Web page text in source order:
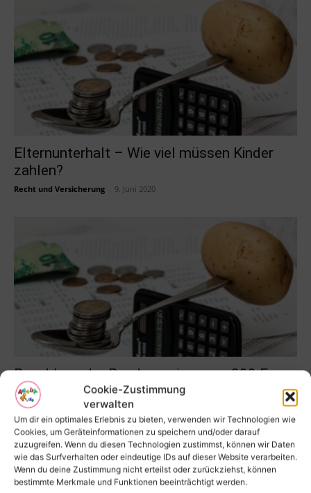
Cookie-Zustimmung
verwalten
Um dir ein optimales Erlebnis zu bieten, verwenden wir Technologien wie
Cookies, um Geräteinformationen zu speichern und/oder darauf
zuzugreifen. Wenn du diesen Technologien zustimmst, können wir Daten
wie das Surfverhalten oder eindeutige IDs auf dieser Website verarbeiten.
Wenn du deine Zustimmung nicht erteilst oder zurückziehst, können
bestimmte Merkmale und Funktionen beeinträchtigt werden.
Elternunterhalt – Wie viel müssen Kinder
zahlen?
Recht und Versicherung 9. Juni 2020
Beschluss der Bundesregierung – 300 Euro
Kinderbonus für Familien
Stefan Fritsche 7. Juni 2020